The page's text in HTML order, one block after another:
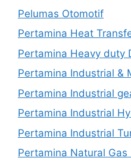
Pelumas Otomotif
Pertamina Heat
Pertamina Heavy duty
Pertamina Industrial &
Pertamina Industrial
Pertamina Industrial
Pertamina Industrial
Pertamina Natural Gas